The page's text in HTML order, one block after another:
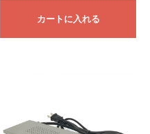
カートに入れる